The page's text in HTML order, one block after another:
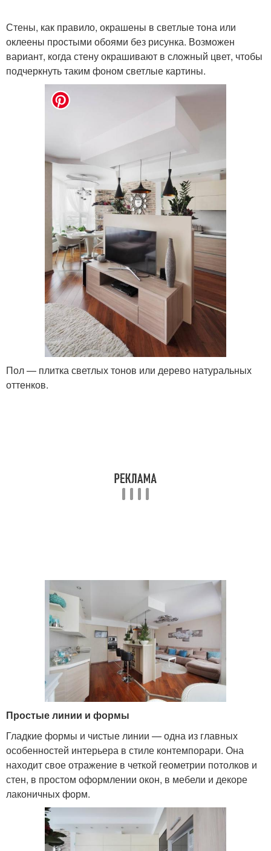
Стены, как правило, окрашены в светлые тона или
оклеены простыми обоями без рисунка. Возможен
вариант, когда стену окрашивают в сложный цвет, чтобы
подчеркнуть таким фоном светлые картины.
Пол — плитка светлых тонов или дерево натуральных
оттенков.
Простые линии и формы
Гладкие формы и чистые линии — одна из главных
особенностей интерьера в стиле контемпорари. Она
находит свое отражение в четкой геометрии потолков и
стен, в простом оформлении окон, в мебели и декоре
лаконичных форм.